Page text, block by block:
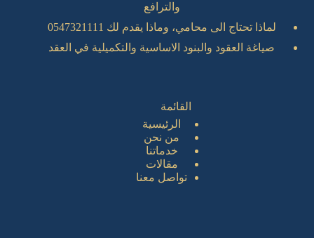
والترافع
لماذا تحتاج الى محامي، وماذا يقدم لك 0547321111
صياغة العقود والبنود الاساسية والتكميلية في العقد
القائمة
الرئيسية
من نحن
خدماتنا
مقالات
تواصل معنا